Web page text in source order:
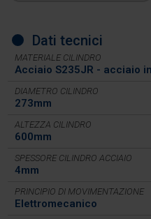
Dati tecnici
MATERIALE CILINDRO
Acciaio S235JR - acciaio
DIAMETRO CILINDRO
273mm
ALTEZZA CILINDRO
600mm
SPESSORE CILINDRO ACCIAIO
4mm
PRINCIPIO DI MOVIMENTAZIONE
Elettromecanico